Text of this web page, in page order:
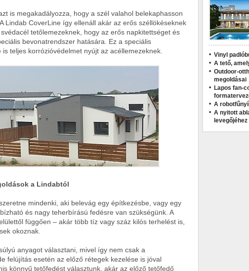
is megakadályozza, hogy a szél valahol belekaphasson
Lindab CoverLine így ellenáll akár az erős széllökéseknek
tetőlemezeknek, hogy az erős napkitettséget és
bevonatrendszer hatására. Ez a speciális
teljes korrózióvédelmet nyújt az acéllemezeknek.
a Lindabtól
mindenki, aki belevág egy építkezésbe, vagy egy
és nagy teherbírású fedésre van szükségünk. A
függően – akár több tíz vagy száz kilós terhelést is,
okoznak.
anyagot választani, mivel így nem csak a
felújítás esetén az előző rétegek kezelése is jóval
könnyű tetőfedést választunk, akár az előző tetőfedő
Vinyl
A tető,
Outdoor-
megoldásai
Lapos fan-
A
A nyitott
levegőjéhez